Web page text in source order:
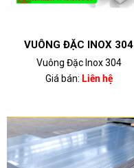
VUÔNG ĐẶC INOX 304
Vuông Đặc Inox 304
Giá bán: Liên hệ